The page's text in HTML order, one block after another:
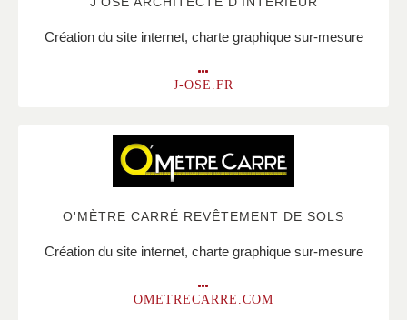
Création du site internet, charte graphique sur-mesure
J-OSE.FR
O'MÈTRE CARRÉ REVÊTEMENT DE SOLS
Création du site internet, charte graphique sur-mesure
OMETRECARRE.COM